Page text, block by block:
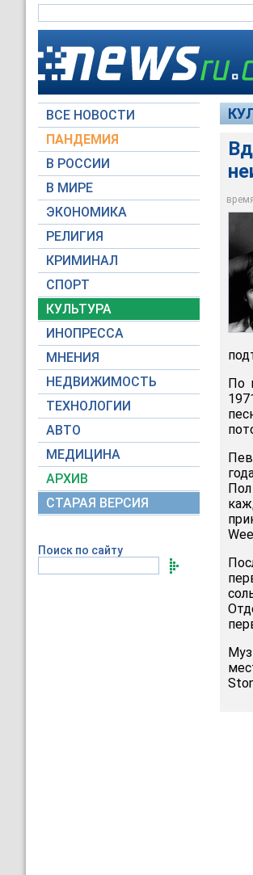
ВСЕ НОВОСТИ
ПАНДЕМИЯ
В РОССИИ
В МИРЕ
ЭКОНОМИКА
РЕЛИГИЯ
КРИМИНАЛ
СПОРТ
КУЛЬТУРА
ИНОПРЕССА
МНЕНИЯ
НЕДВИЖИМОСТЬ
ТЕХНОЛОГИИ
АВТО
МЕДИЦИНА
АРХИВ
СТАРАЯ ВЕРСИЯ
Поиск по сайту
По